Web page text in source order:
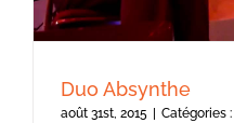
Duo Absynthe
août 31st, 2015 Catégories :